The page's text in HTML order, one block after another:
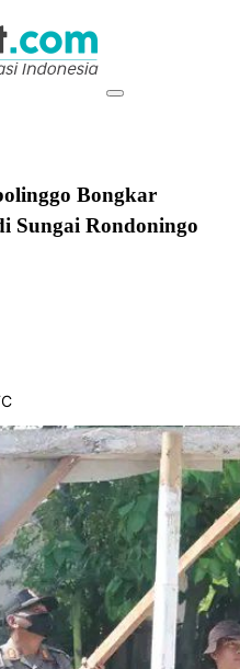
Bongkar
Sungai Rondoningo